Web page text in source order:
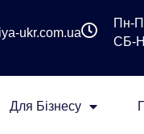
ukr.com.ua
Пн-
СБ-
Для Бізнесу